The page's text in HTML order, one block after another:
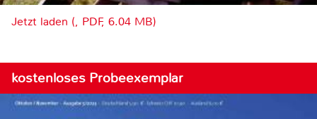
Jetzt laden (, PDF, 6.04 MB)
kostenloses Probeexemplar